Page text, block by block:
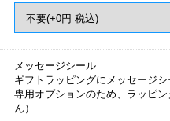
メッセージシール
ギフトラッピングにメッセージ
専用オプションのため、ラッピ
ん）